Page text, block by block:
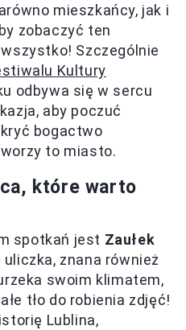
mieszkańcy, jak i
zobaczyć ten
Szczególnie
Kultury
odbywa się w sercu
aby poczuć
bogactwo
to miasto.
które warto
spotkań jest Zaułek
uliczka, znana również
swoim klimatem,
tło do robienia zdjęć!
Lublina,